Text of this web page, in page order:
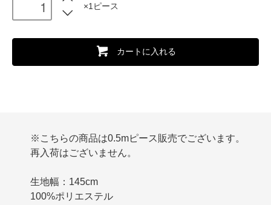
×1ピース
カートに入れる
※こちらの商品は0.5mピース販売でございます。
再入荷はございません。
生地幅：145cm
100%ポリエステル